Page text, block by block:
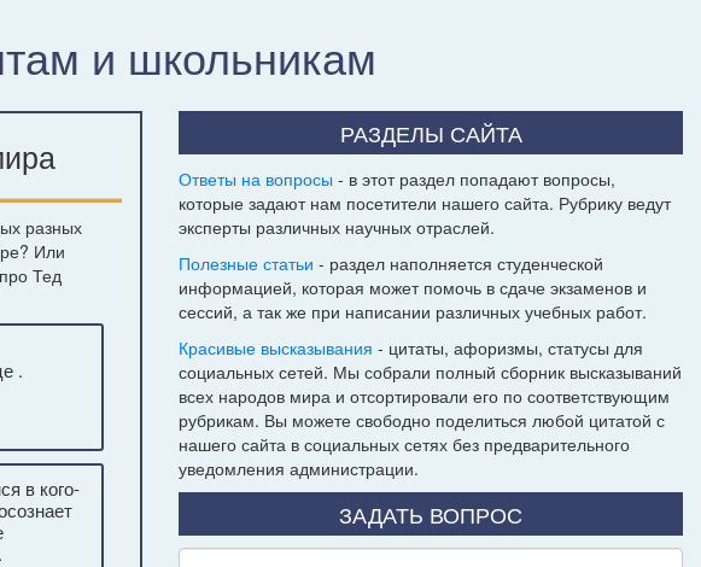
и школьникам
разных
Или
Тед
.
в кого-
РАЗДЕЛЫ САЙТА
Ответы на вопросы - в этот раздел попадают вопросы,
которые задают нам посетители нашего сайта. Рубрику ведут
эксперты различных научных отраслей.
Полезные статьи - раздел наполняется студенческой
информацией, которая может помочь в сдаче экзаменов и
сессий, а так же при написании различных учебных работ.
Красивые высказывания - цитаты, афоризмы, статусы для
социальных сетей. Мы собрали полный сборник высказываний
всех народов мира и отсортировали его по соответствующим
рубрикам. Вы можете свободно поделиться любой цитатой с
нашего сайта в социальных сетях без предварительного
уведомления администрации.
ЗАДАТЬ ВОПРОС